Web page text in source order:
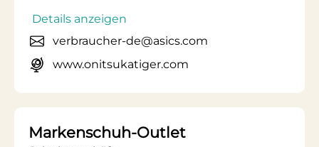
Details anzeigen
verbraucher-de@asics.com
www.onitsukatiger.com
Markenschuh-Outlet